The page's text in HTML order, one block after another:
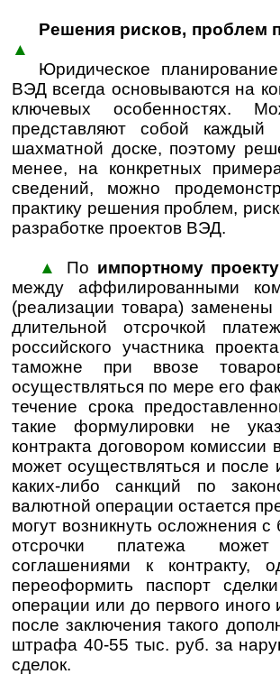
Решения рисков, проблем
▲
Юридическое
ВЭД всегда основываются на
ключевых особенностях.
представляют собой
шахматной доске, поэтому
менее, на конкретных
сведений, можно
практику решения проблем,
разработке проектов ВЭД.
▲ По импортному проекту
между аффилированными
(реализации товара) заменены
длительной отсрочкой
российского участника
таможне при ввозе
осуществляться по мере его
течение срока
такие формулировки не
контракта договором
может осуществляться и после
каких-либо санкций по
валютной операции остается
могут возникнуть осложнения
отсрочки платежа может
соглашениями к контракту,
переоформить паспорт
операции или до первого иного
после заключения такого
штрафа 40-55 тыс. руб. за
сделок.